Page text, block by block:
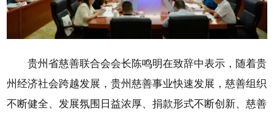
贵州省慈善联合会会长陈鸣明在致辞中表示，随着贵
州经济社会跨越发展，贵州慈善事业快速发展，慈善组织
不断健全、发展氛围日益浓厚、捐款形式不断创新、慈善